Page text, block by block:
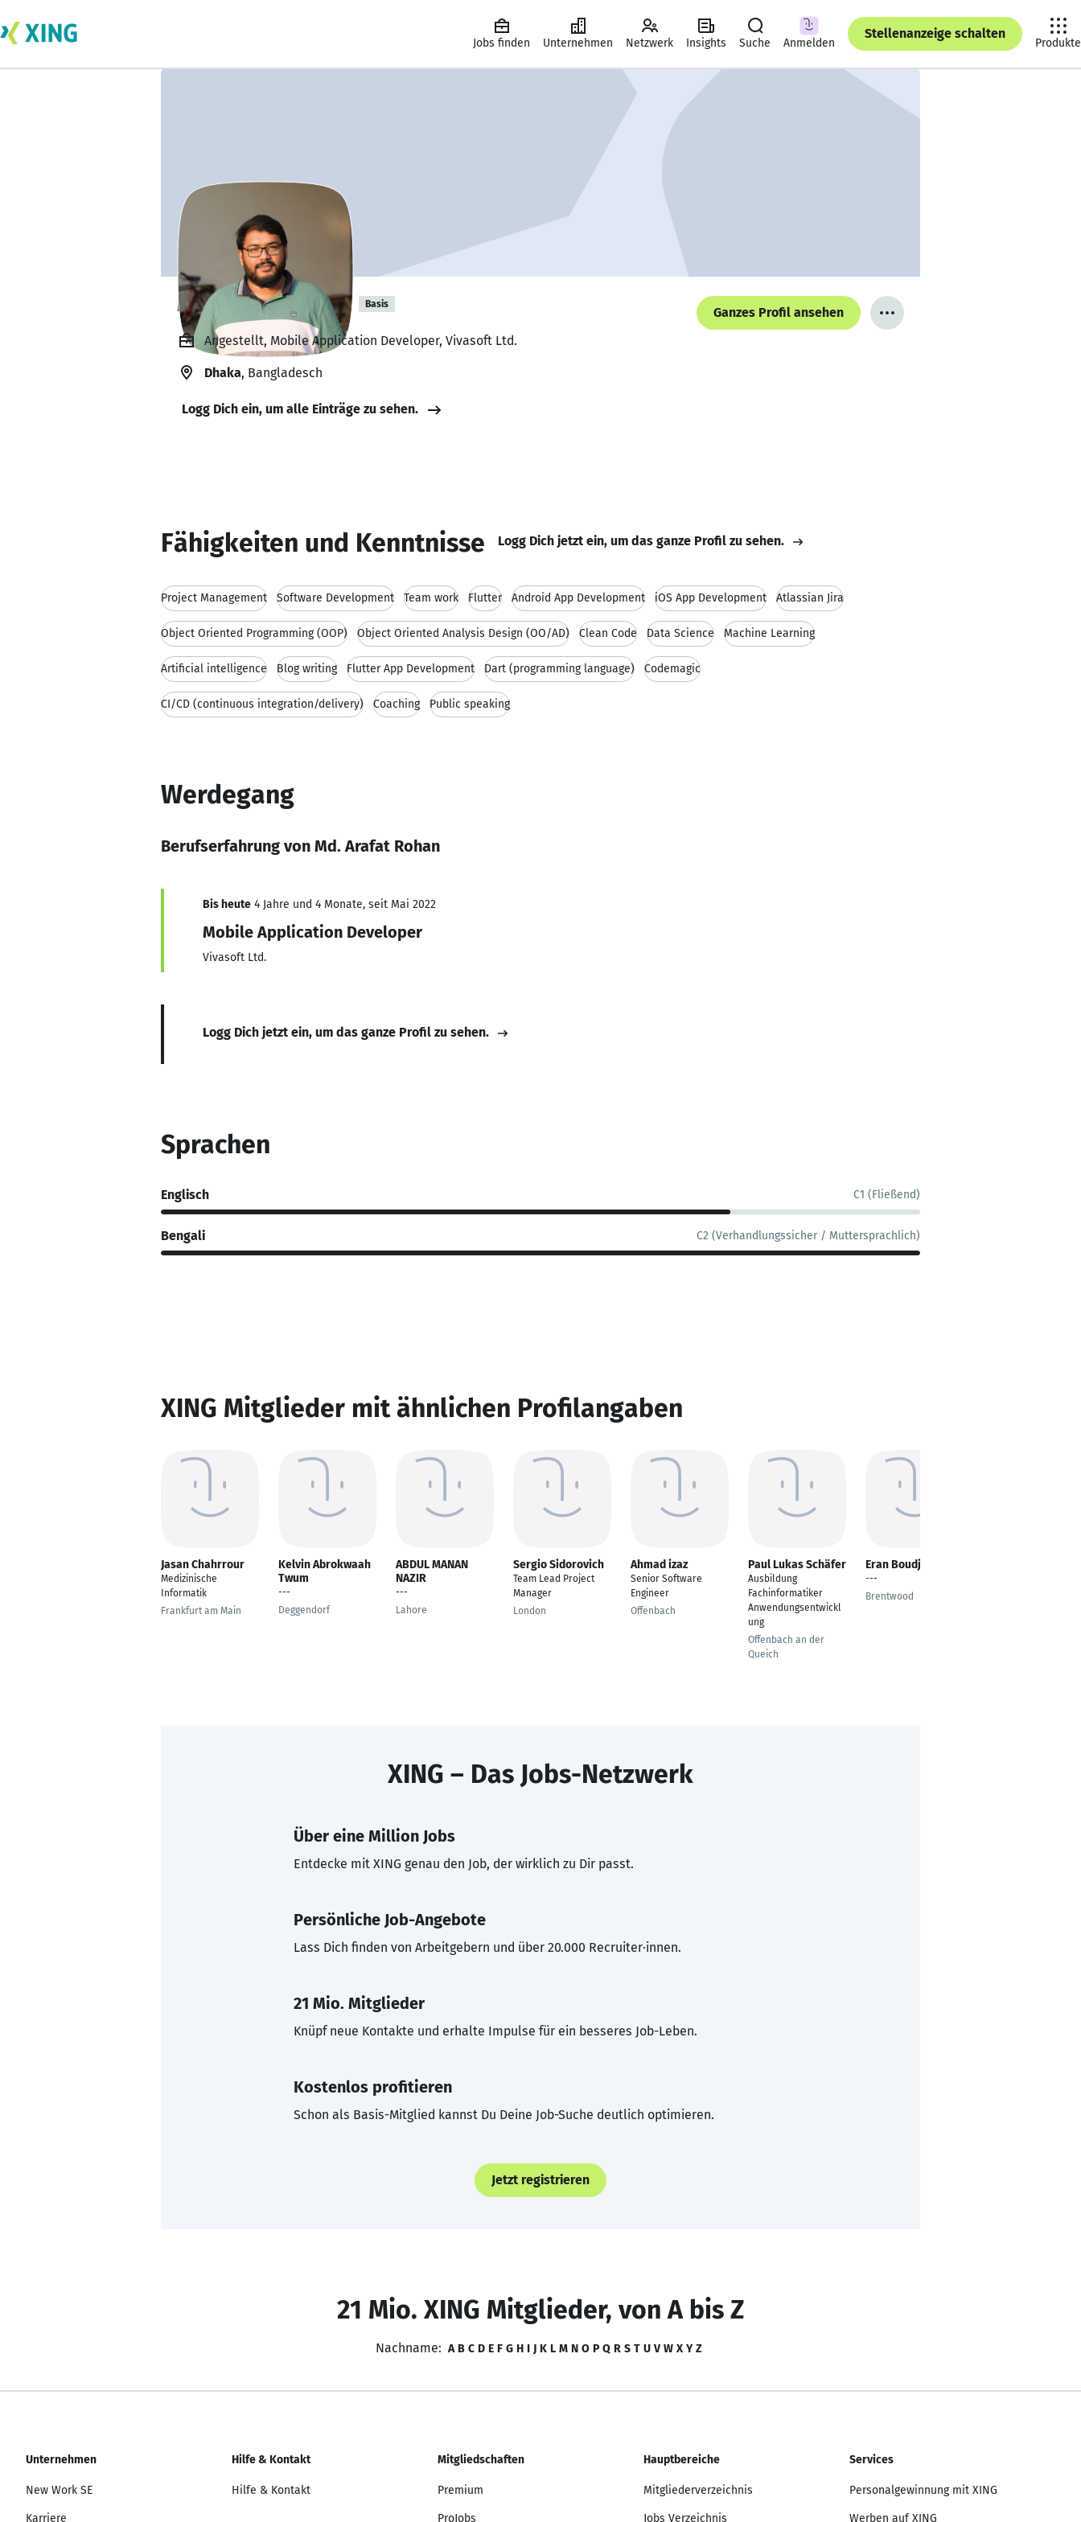
Jobs finden Unternehmen Netzwerk Insights Suche Anmelden
Stellenanzeige schalten
Produkte
Md. Arafat Rohan Basis
Ganzes Profil ansehen
Angestellt, Mobile Application Developer, Vivasoft Ltd.
Dhaka, Bangladesch
Logg Dich ein, um alle Einträge zu sehen.
Fähigkeiten und Kenntnisse Logg Dich jetzt ein, um das ganze Profil zu sehen.
Project Management Software Development Team work Flutter Android App Development iOS App Development Atlassian Jira
Object Oriented Programming (OOP) Object Oriented Analysis Design (OO/AD) Clean Code Data Science Machine Learning
Artificial intelligence Blog writing Flutter App Development Dart (programming language) Codemagic
CI/CD (continuous integration/delivery) Coaching Public speaking
Werdegang
Berufserfahrung von Md. Arafat Rohan
Bis heute 4 Jahre und 4 Monate, seit Mai 2022
Mobile Application Developer
Vivasoft Ltd.
Logg Dich jetzt ein, um das ganze Profil zu sehen.
Sprachen
Englisch C1 (Fließend)
Bengali C2 (Verhandlungssicher / Muttersprachlich)
XING Mitglieder mit ähnlichen Profilangaben
Jasan Chahrrour
Medizinische
Informatik
Frankfurt am Main
Kelvin Abrokwaah
Twum
---
Deggendorf
ABDUL MANAN
NAZIR
---
Lahore
Sergio Sidorovich
Team Lead Project
Manager
London
Ahmad izaz
Senior Software
Engineer
Offenbach
Paul Lukas Schäfer
Ausbildung
Fachinformatiker
Anwendungsentwickl
ung
Offenbach an der
Queich
Eran Boudjnah
---
Brentwood
XING – Das Jobs-Netzwerk
Über eine Million Jobs
Entdecke mit XING genau den Job, der wirklich zu Dir passt.
Persönliche Job-Angebote
Lass Dich finden von Arbeitgebern und über 20.000 Recruiter·innen.
21 Mio. Mitglieder
Knüpf neue Kontakte und erhalte Impulse für ein besseres Job-Leben.
Kostenlos profitieren
Schon als Basis-Mitglied kannst Du Deine Job-Suche deutlich optimieren.
Jetzt registrieren
21 Mio. XING Mitglieder, von A bis Z
Nachname: A B C D E F G H I J K L M N O P Q R S T U V W X Y Z
Unternehmen
New Work SE
Karriere
Hilfe & Kontakt
Hilfe & Kontakt
Mitgliedschaften
Premium
ProJobs
Hauptbereiche
Mitgliederverzeichnis
Jobs Verzeichnis
Services
Personalgewinnung mit XING
Werben auf XING